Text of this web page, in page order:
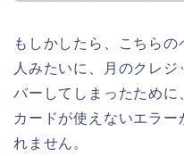
もしかしたら、こちら
人みたいに、月のクレ
バーしてしまったために
カードが使えないエラ
れません。